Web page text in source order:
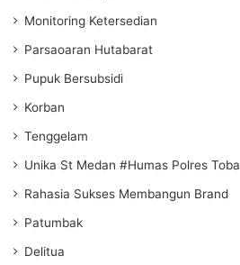
Monitoring Ketersedian
Parsaoaran Hutabarat
Pupuk Bersubsidi
Korban
Tenggelam
Unika St Medan #Humas Polres Toba
Rahasia Sukses Membangun Brand
Patumbak
Delitua